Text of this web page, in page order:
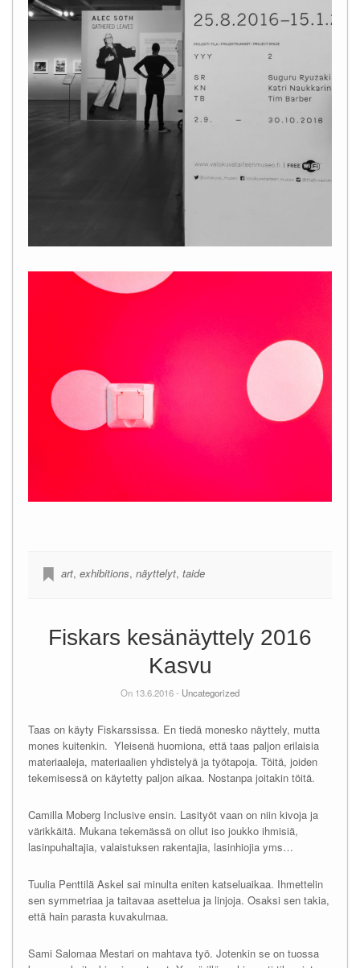
art, exhibitions, näyttelyt, taide
Fiskars kesänäyttely 2016
Kasvu
On 13.6.2016 - Uncategorized
Taas on käyty Fiskarssissa. En tiedä monesko näyttely, mutta
mones kuitenkin. Yleisenä huomiona, että taas paljon erilaisia
materiaaleja, materiaalien yhdistelyä ja työtapoja. Töitä, joiden
tekemisessä on käytetty paljon aikaa. Nostanpa joitakin töitä.
Camilla Moberg Inclusive ensin. Lasityöt vaan on niin kivoja ja
värikkäitä. Mukana tekemässä on ollut iso joukko ihmisiä,
lasinpuhaltajia, valaistuksen rakentajia, lasinhiojia yms…
Tuulia Penttilä Askel sai minulta eniten katseluaikaa. Ihmettelin
sen symmetriaa ja taitavaa asettelua ja linjoja. Osaksi sen takia,
että hain parasta kuvakulmaa.
Sami Salomaa Mestari on mahtava työ. Jotenkin se on tuossa